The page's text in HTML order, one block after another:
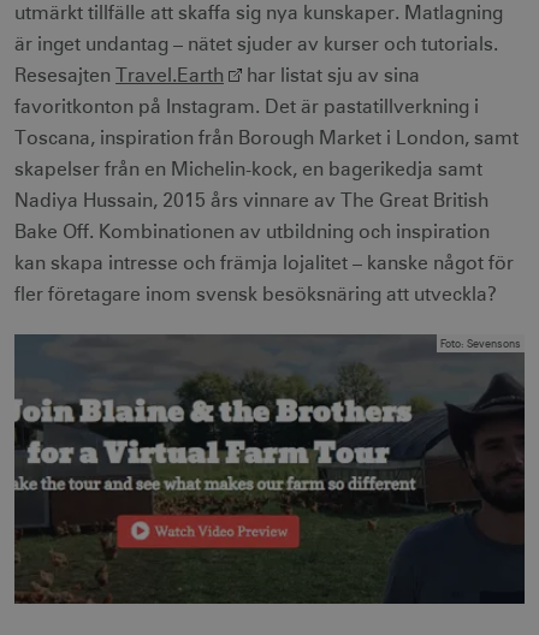
utmärkt tillfälle att skaffa sig nya kunskaper. Matlagning
är inget undantag – nätet sjuder av kurser och tutorials.
Resesajten
Travel.Earth
har listat sju av sina
favoritkonton på Instagram. Det är pastatillverkning i
Toscana, inspiration från Borough Market i London, samt
skapelser från en Michelin-kock, en bagerikedja samt
Nadiya Hussain, 2015 års vinnare av The Great British
Bake Off. Kombinationen av utbildning och inspiration
kan skapa intresse och främja lojalitet – kanske något för
fler företagare inom svensk besöksnäring att utveckla?
Foto: Sevensons